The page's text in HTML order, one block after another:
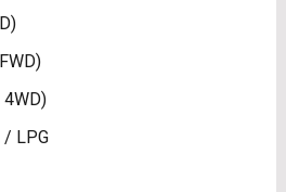
4WD)
/ LPG